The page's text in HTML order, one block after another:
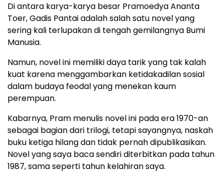
Di antara karya-karya besar Pramoedya Ananta
Toer, Gadis Pantai adalah salah satu novel yang
sering kali terlupakan di tengah gemilangnya Bumi
Manusia.
Namun, novel ini memiliki daya tarik yang tak kalah
kuat karena menggambarkan ketidakadilan sosial
dalam budaya feodal yang menekan kaum
perempuan.
Kabarnya, Pram menulis novel ini pada era 1970-an
sebagai bagian dari trilogi, tetapi sayangnya, naskah
buku ketiga hilang dan tidak pernah dipublikasikan.
Novel yang saya baca sendiri diterbitkan pada tahun
1987, sama seperti tahun kelahiran saya.